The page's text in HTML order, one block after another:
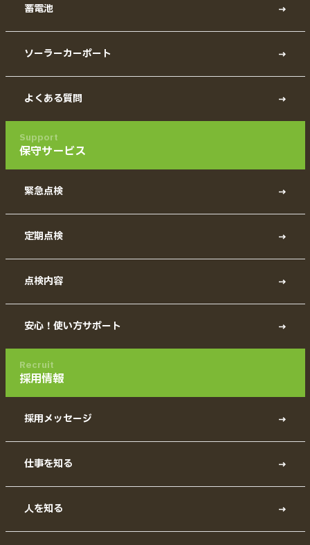
蓄電池
ソーラーカーポート
よくある質問
Support
保守サービス
緊急点検
定期点検
点検内容
安心！使い方サポート
Recruit
採用情報
採用メッセージ
仕事を知る
人を知る